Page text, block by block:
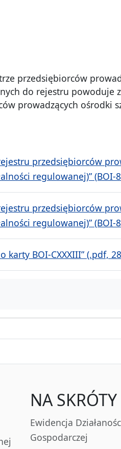
przedsiębiorców
do rejestru powoduje
prowadzących ośrodki
przedsiębiorców
regulowanej)” (BOI-
przedsiębiorców
regulowanej)” (BOI-
BOI-CXXXIII” (.pdf,
NA SKRÓTY
Ewidencja
Gospodarczej